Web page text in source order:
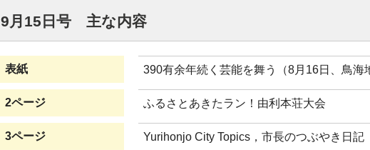
9月15日号 主な内容
表紙 390有余年続く芸能を舞う（8月16日、鳥海
2ページ ふるさとあきたラン！由利本荘大会
3ページ Yurihonjo City Topics，市長のつぶやき日記